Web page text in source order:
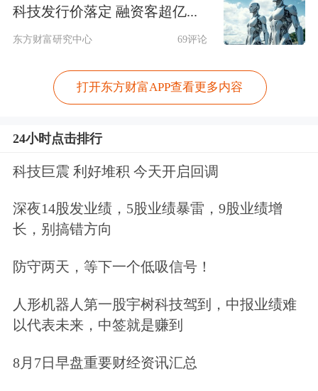
科技发行价落定 融资客超亿...
东方财富研究中心 69评论
打开东方财富APP查看更多内容
24小时点击排行
科技巨震 利好堆积 今天开启回调
深夜14股发业绩，5股业绩暴雷，9股业绩增
长，别搞错方向
防守两天，等下一个低吸信号！
人形机器人第一股宇树科技驾到，中报业绩难
以代表未来，中签就是赚到
8月7日早盘重要财经资讯汇总